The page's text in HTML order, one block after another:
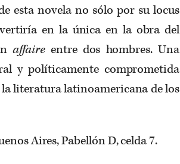
esta novela no sólo por su locus
en la única en la obra del
affaireentre dos hombres. Una
y políticamente comprometida
literatura latinoamericana de los
Aires, Pabellón D, celda 7.